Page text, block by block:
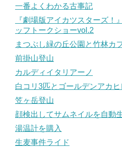
一番よくわかる古事記
『劇場版アイカツスターズ！
ッフトークショーvol.2
まつぶし緑の丘公園と竹林カ
前掛山登山
カルディイタリアーノ
白コリ3匹とゴールデンアカヒ
笠ヶ岳登山
顔検出してサムネイルを自動
湯温計を購入
生麦事件ライド